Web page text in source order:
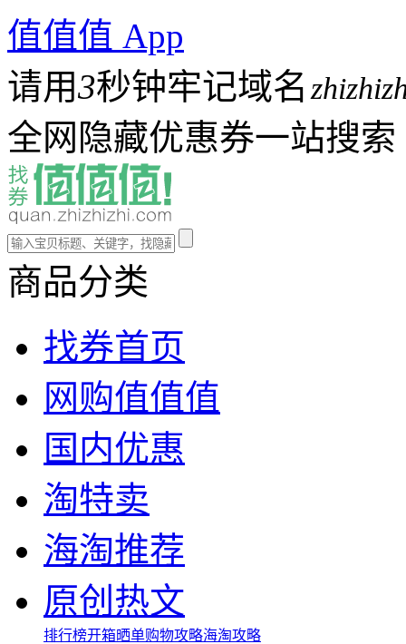
值值值 App
请用3秒钟牢记域名
全网隐藏优惠券一站搜索
商品分类
找券首页
网购值值值
国内优惠
淘特卖
海淘推荐
原创热文
排行榜开箱晒单购物攻略海淘攻略